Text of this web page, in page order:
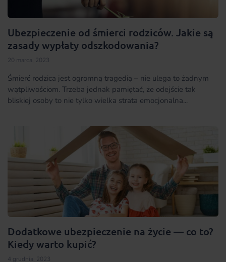
Ubezpieczenie od śmierci rodziców. Jakie są
zasady wypłaty odszkodowania?
20 marca, 2023
Śmierć rodzica jest ogromną tragedią – nie ulega to żadnym
wątpliwościom. Trzeba jednak pamiętać, że odejście tak
bliskiej osoby to nie tylko wielka strata emocjonalna...
Dodatkowe ubezpieczenie na życie — co to?
Kiedy warto kupić?
4 grudnia, 2023